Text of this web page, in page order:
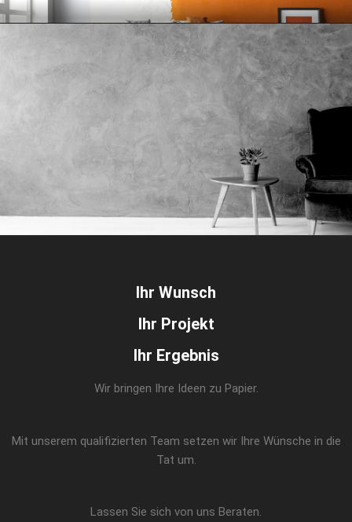
Ihr Wunsch
Ihr Projekt
Ihr Ergebnis
Wir bringen Ihre Ideen zu Papier.
Mit unserem qualifizierten Team setzen wir Ihre Wünsche in die
Tat um.
Lassen Sie sich von uns Beraten.